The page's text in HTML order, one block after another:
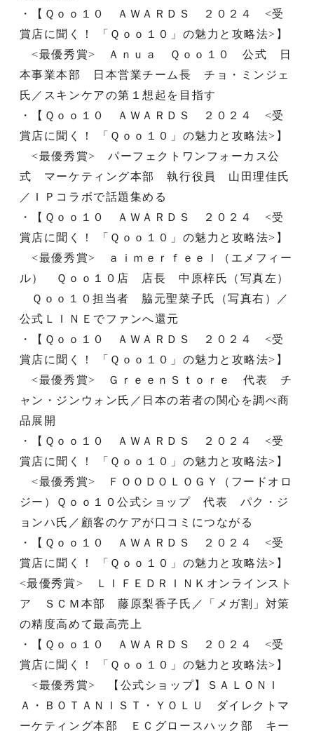
・【Ｑｏｏ１０ ＡＷＡＲＤＳ ２０２４ <受
賞店に聞く！ 「Ｑｏｏ１０」の魅力と攻略法>】
<最優秀賞> Ａｎｕａ Ｑｏｏ１０ 公式 日
本事業本部 日本営業チーム長 チョ・ミンジェ
氏／スキンケアの第１想起を目指す
・【Ｑｏｏ１０ ＡＷＡＲＤＳ ２０２４ <受
賞店に聞く！ 「Ｑｏｏ１０」の魅力と攻略法>】
<最優秀賞> パーフェクトワンフォーカス公
式 マーケティング本部 執行役員 山田理佳氏
／ＩＰコラボで話題集める
・【Ｑｏｏ１０ ＡＷＡＲＤＳ ２０２４ <受
賞店に聞く！ 「Ｑｏｏ１０」の魅力と攻略法>】
<最優秀賞> ａｉｍｅｒｆｅｅｌ（エメフィー
ル） Ｑｏｏ１０店 店長 中原梓氏（写真左）
Ｑｏｏ１０担当者 脇元聖菜子氏（写真右）／
公式ＬＩＮＥでファンへ還元
・【Ｑｏｏ１０ ＡＷＡＲＤＳ ２０２４ <受
賞店に聞く！ 「Ｑｏｏ１０」の魅力と攻略法>】
<最優秀賞> ＧｒｅｅｎＳｔｏｒｅ 代表 チ
ャン・ジンウォン氏／日本の若者の関心を調べ商
品展開
・【Ｑｏｏ１０ ＡＷＡＲＤＳ ２０２４ <受
賞店に聞く！ 「Ｑｏｏ１０」の魅力と攻略法>】
<最優秀賞> ＦＯＯＤＯＬＯＧＹ（フードオロ
ジー）Ｑｏｏ１０公式ショップ 代表 パク・ジ
ョンハ氏／顧客のケアが口コミにつながる
・【Ｑｏｏ１０ ＡＷＡＲＤＳ ２０２４ <受
賞店に聞く！ 「Ｑｏｏ１０」の魅力と攻略法>】
<最優秀賞> ＬＩＦＥＤＲＩＮＫオンラインスト
ア ＳＣＭ本部 藤原梨香子氏／「メガ割」対策
の精度高めて最高売上
・【Ｑｏｏ１０ ＡＷＡＲＤＳ ２０２４ <受
賞店に聞く！ 「Ｑｏｏ１０」の魅力と攻略法>】
<最優秀賞> 【公式ショップ】ＳＡＬＯＮＩ
Ａ・ＢＯＴＡＮＩＳＴ・ＹＯＬＵ ダイレクトマ
ーケティング本部 ＥＣグロースハック部 キー